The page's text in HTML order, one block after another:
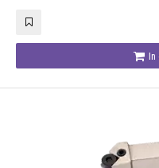
In